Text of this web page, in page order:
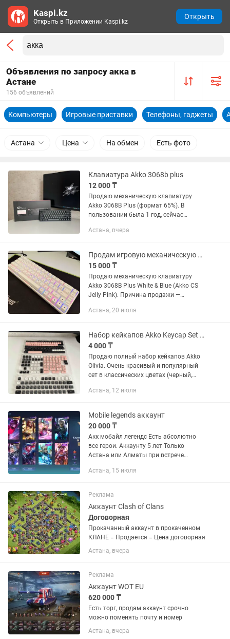
Объявления по запросу акка в
Астане
156 объявлений
Компьютеры Игровые приставки Телефоны, гаджеты
Астана Цена На обмен Есть фото
Клавиатура Akko 3068b plus
12 000 ₸
Продаю механическую клавиатуру
Akko 3068B Plus (формат 65%). В
пользовании была 1 год, сейчас
эту решил продать. Состояние
выглядит...
Астана, вчера
Продам игровую механическую клавиатуру Akko 3068B Plus
15 000 ₸
Продаю механическую клавиатуру
Akko 3068B Plus White & Blue (Akko CS
Jelly Pink). Причина продажи —
используется. Использовалась около
Астана, 20 июля
Набор кейкапов Akko Keycap Set Olivia
4 000 ₸
Продаю полный набор кейкапов Akko
Olivia. Очень красивый и популярный
сет в классических цветах (черный,
MDA (эргономичные, удобные).
Астана, 12 июля
Mobile legends аккаунт
20 000 ₸
Акк мобайл легендс Есть абсолютно
все герои. Аккаунту 5 лет Только
Астана или Алматы при встрече
Астана, 15 июля
Реклама
Аккаунт Clash of Clans
Договорная
Прокачанный аккаунт в прокаченном
КЛАНЕ = Продается = Цена договорная
Астана, вчера
Реклама
Аккаунт WOT EU
620 000 ₸
Есть торг, продам аккаунт срочно
можно поменять почту и номер
Астана, вчера
Kaspi.kz
Открыть в Приложении Kaspi.kz
Открыть